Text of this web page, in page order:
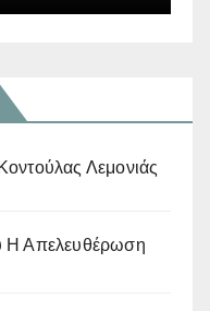
Λεμονιάς
Η Απελευθέρωση